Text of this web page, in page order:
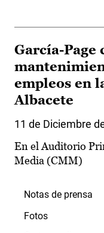
García-Page
empleos en
Albacete
11 de Diciembre
En el Auditorio
Media (CMM)
Notas de prensa
Fotos